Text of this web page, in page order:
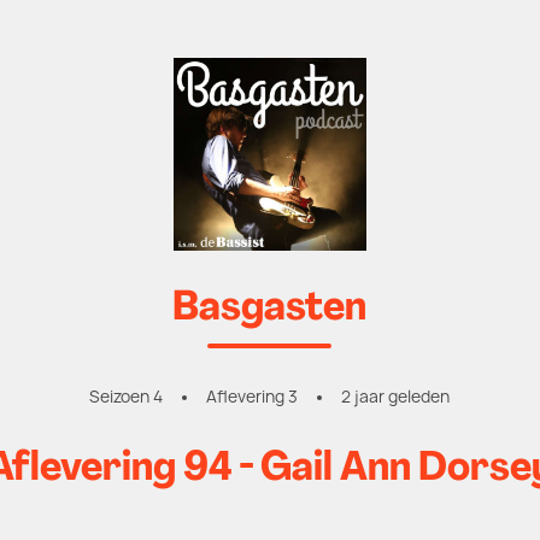
Basgasten
Seizoen 4 Aflevering 3 2 jaar geleden
94 - Gail Ann